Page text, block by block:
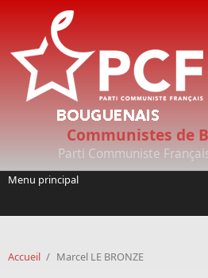
Aller au contenu principal
Communistes de
Parti Communiste
Menu principal
Accueil / Marcel LE BRONZE